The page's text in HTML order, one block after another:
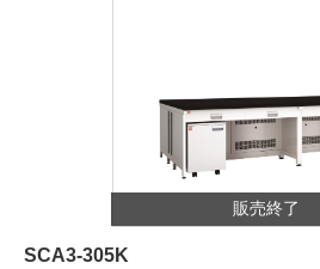
販売終了
SCA3-305K